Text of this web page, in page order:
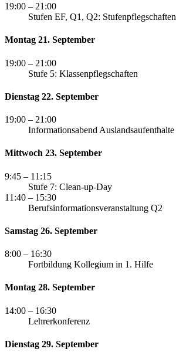
19:00 – 21:00
Stufen EF, Q1, Q2: Stufenpflegschaften
Montag 21. September
19:00 – 21:00
Stufe 5: Klassenpflegschaften
Dienstag 22. September
19:00 – 21:00
Informationsabend Auslandsaufenthalte
Mittwoch 23. September
9:45 – 11:15
Stufe 7: Clean-up-Day
11:40 – 15:30
Berufsinformationsveranstaltung Q2
Samstag 26. September
8:00 – 16:30
Fortbildung Kollegium in 1. Hilfe
Montag 28. September
14:00 – 16:30
Lehrerkonferenz
Dienstag 29. September